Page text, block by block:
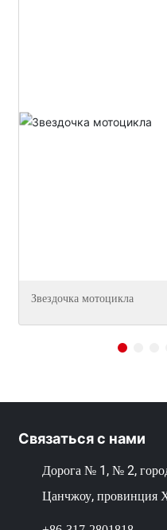
Звездочка мотоцикла
Связаться с нами
Дорога № 1, № 2,
Цанчжоу, провинция